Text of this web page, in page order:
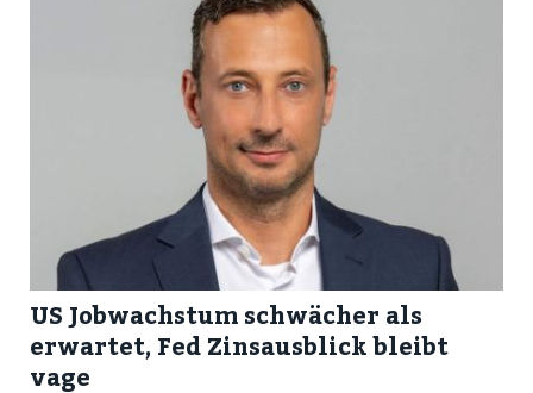
US Jobwachstum schwächer als
erwartet, Fed Zinsausblick bleibt
vage